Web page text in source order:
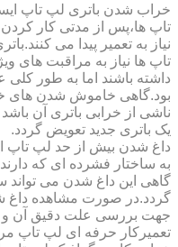
خراب شدن باتری لپ تاپ
تاپ ها،پس از مدتی کار
نیاز به تعمیر پیدا می
تاپ ها نیاز به مراقبت های
داشته باشند اما به طور کلی
بود.گاهی خاموش شدن های
ناشی از خرابی باتری آن
یک باتری جدید تعویض گردد.
داغ شدن بیش از حد لپ تاپ
به ساختار فشرده ای که
گاهی این داغ شدن می
گردد.در صورت مشاهده داغ
جهت بررسی علت دقیق آن
تعمیرکار حرفه ای لپ تاپ